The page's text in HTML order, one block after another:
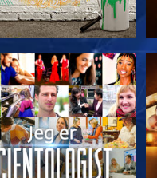
UTFORSK SERIEN